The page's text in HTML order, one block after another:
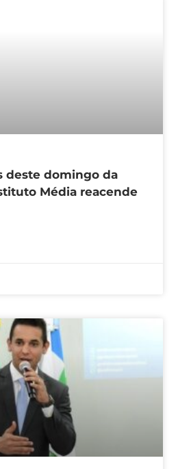
deste domingo da
Média reacende